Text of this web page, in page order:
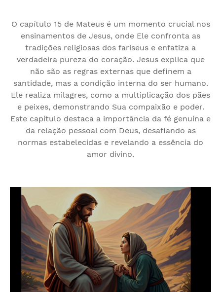
O capítulo 15 de Mateus é um momento crucial nos
ensinamentos de Jesus, onde Ele confronta as
tradições religiosas dos fariseus e enfatiza a
verdadeira pureza do coração. Jesus explica que
não são as regras externas que definem a
santidade, mas a condição interna do ser humano.
Ele realiza milagres, como a multiplicação dos pães
e peixes, demonstrando Sua compaixão e poder.
Este capítulo destaca a importância da fé genuína e
da relação pessoal com Deus, desafiando as
normas estabelecidas e revelando a essência do
amor divino.